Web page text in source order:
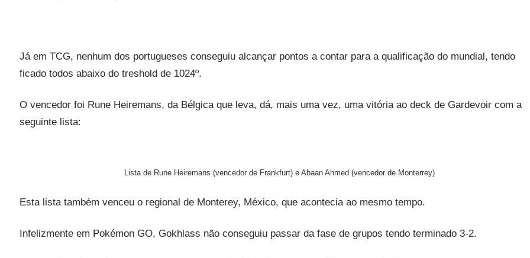
Já em TCG, nenhum dos portugueses conseguiu alcançar pontos a contar para a qualificação do mundial, tendo
ficado todos abaixo do treshold de 1024º.
O vencedor foi Rune Heiremans, da Bélgica que leva, dá, mais uma vez, uma vitória ao deck de Gardevoir com a
seguinte lista:
Lista de Rune Heiremans (vencedor de Frankfurt) e Abaan Ahmed (vencedor de Monterrey)
Esta lista também venceu o regional de Monterey, México, que acontecia ao mesmo tempo.
Infelizmente em Pokémon GO, Gokhlass não conseguiu passar da fase de grupos tendo terminado 3-2.